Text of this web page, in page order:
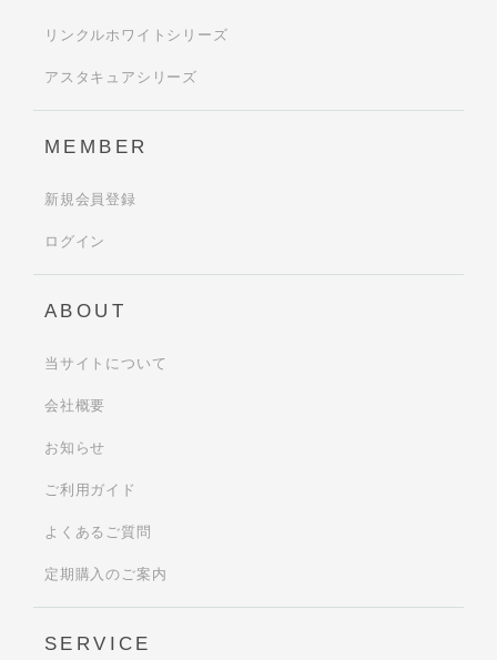
リンクルホワイトシリーズ
アスタキュアシリーズ
MEMBER
新規会員登録
ログイン
ABOUT
当サイトについて
会社概要
お知らせ
ご利用ガイド
よくあるご質問
定期購入のご案内
SERVICE